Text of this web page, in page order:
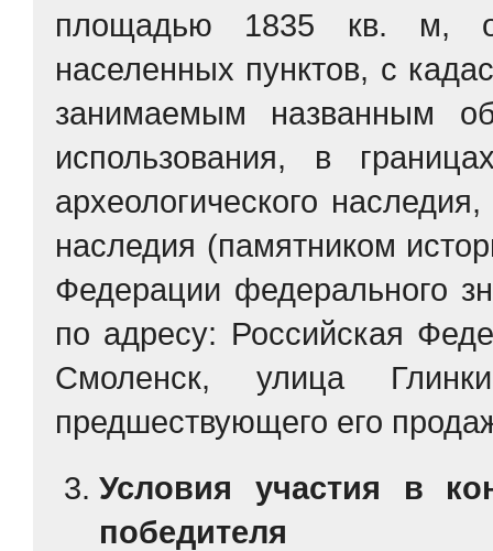
площадью 1835 кв. м,
населенных пунктов, с
занимаемым названным
использования, в
археологического
наследия (памятником
Федерации федерального
по адресу: Российская
Смоленск, улица
предшествующего его
Условия участия в
победителя